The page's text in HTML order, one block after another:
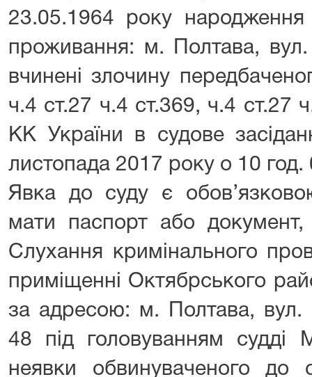
23.05.1964 року народження
проживання: м. Полтава,
вчинені злочину
ч.4 ст.27 ч.4 ст.369, ч.4 ст.27
КК України в судове
листопада 2017 року о 10 год.
Явка до суду є
мати паспорт або документ,
Слухання кримінального
приміщенні Октябрського
за адресою: м. Полтава,
48 під головуванням
неявки обвинуваченого до